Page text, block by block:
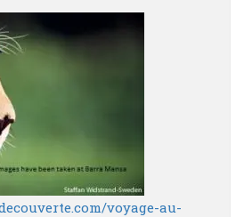
voyage-au-